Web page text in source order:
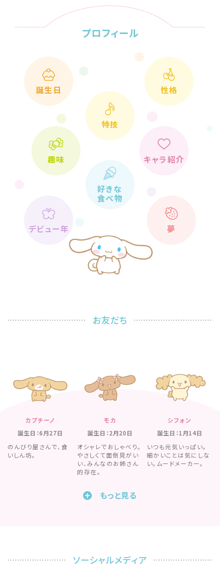
プロフィール
誕生日
夢
デビュー年
性格
特技
キャラ紹介
好きな
食べ物
趣味
お友だち
カプチーノ
誕生日：6月27日
のんびり屋さんで、食
いしん坊。
モカ
誕生日：2月20日
オシャレでおしゃべり。
やさしくて面倒見がい
い、みんなのお姉さん
的存在。
シフォン
誕生日：1月14日
いつも元気いっぱい。
細かいことは気にしな
い。ムードメーカー。
もっと見る
ソーシャルメディア